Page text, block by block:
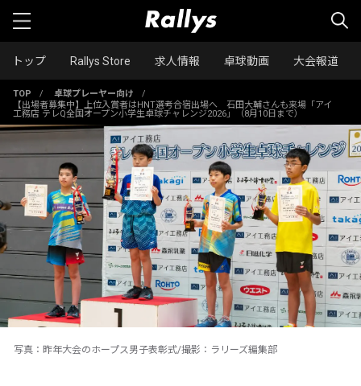
トップ Rallys Store 求人情報 卓球動画 大会報道
TOP / 卓球プレーヤー向け
/
【出場者募集中】上位入賞者はHNT選考合宿出場へ 石田大輔さんも来場「アイ
工務店 テレQ全国オープン小学生卓球チャレンジ2026」（8月10日まで）
写真：昨年大会のホープス男子表彰式/撮影：ラリーズ編集部